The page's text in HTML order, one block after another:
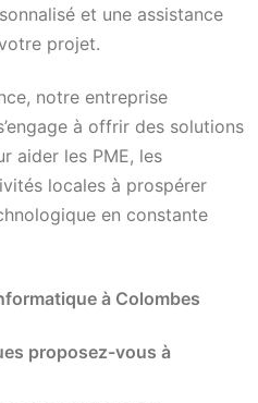
et une assistance
projet.
notre entreprise
à offrir des solutions
aider les PME, les
locales à prospérer
en constante
à Colombes
proposez-vous à